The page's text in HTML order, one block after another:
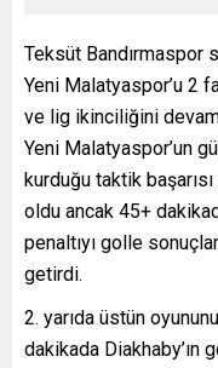
Teksüt Bandırmaspor
Yeni Malatyaspor’u 2
ve lig ikinciliğini
Yeni Malatyaspor’un
kurduğu taktik
oldu ancak 45+
penaltıyı golle
getirdi.
2. yarıda üstün
dakikada Diakhaby’ın